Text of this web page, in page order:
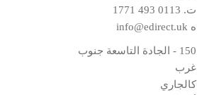
ت. 0113 493 1771
ه info@edirect.uk
150 - الجادة التاسعة جنوب
غرب
كالجاري